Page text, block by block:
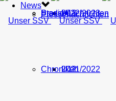
U13
U12
2022/2023
2021/2022
Stadion
Chroniken
Pressenachrichten
News
Pressenachrichten